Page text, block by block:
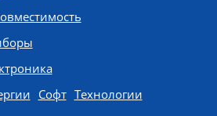
Софт Технологии